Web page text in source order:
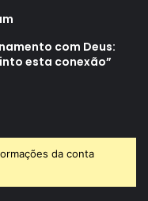
com Deus:
esta conexão”
da conta